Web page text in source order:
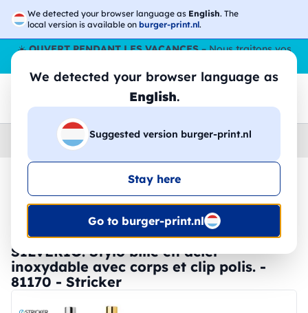
We detected your browser language as English. The
local version is available on burger-print.nl.
We detected your browser language as
English.
Suggested version burger-print.nl
Stay here
Go to burger-print.nl
☀️OUVERT PENDANT LES VACANCES– Nous traitons vos
Papeterie › stylos-personnalises
🔥 Impression DTF à -30 %
SILVERIO. Stylo bille en acier
inoxydable avec corps et clip polis. -
81170 - Stricker